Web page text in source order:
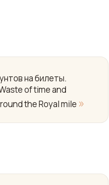
на билеты.
of time and
the Royal mile »